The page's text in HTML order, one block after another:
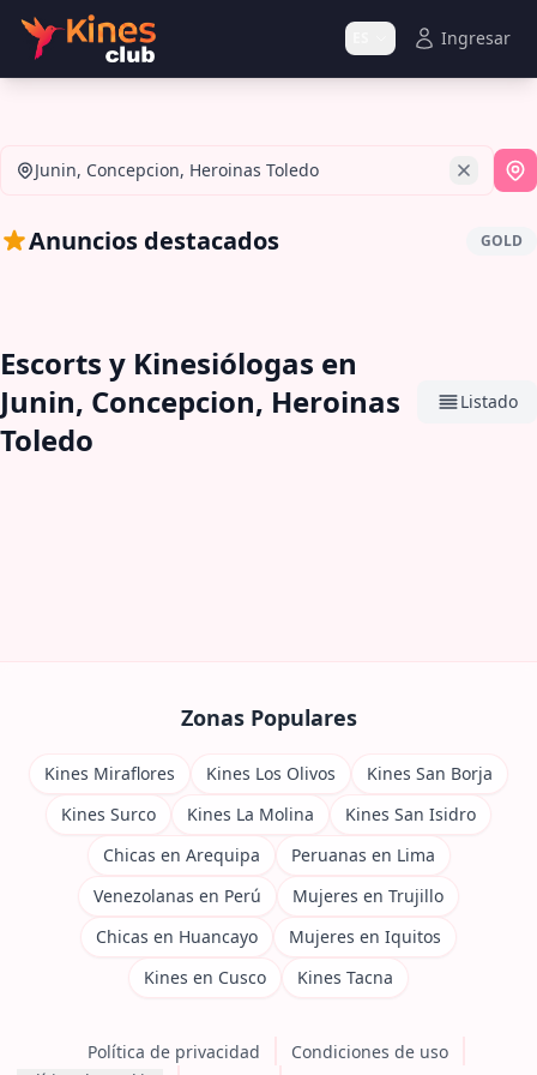
Ingresar
Junin, Concepcion, Heroinas Toledo
Anuncios destacados GOLD
Escorts y Kinesiólogas en
Junin, Concepcion, Heroinas
Toledo
Listado
Zonas Populares
Kines Miraflores Kines Los Olivos
Kines San Borja
Kines Surco
Kines La Molina
Kines San Isidro
Chicas en Arequipa
Peruanas en Lima
Venezolanas en Perú
Mujeres en Trujillo
Chicas en Huancayo
Mujeres en Iquitos
Kines en Cusco
Kines Tacna
Política de privacidad
Condiciones de uso